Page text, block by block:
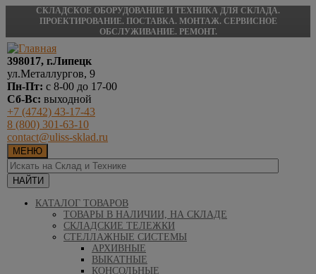
СКЛАДСКОЕ ОБОРУДОВАНИЕ И ТЕХНИКА ДЛЯ СКЛАДА.
ПРОЕКТИРОВАНИЕ. ПОСТАВКА. МОНТАЖ. СЕРВИСНОЕ
ОБСЛУЖИВАНИЕ. РЕМОНТ.
398017, г.Липецк
ул.Металлургов, 9
Пн-Пт: с 8-00 до 17-00
Сб-Вс: выходной
+7 (4742) 43-17-43
8 (800) 301-63-10
contact@uliss-sklad.ru
МЕНЮ
КАТАЛОГ ТОВАРОВ
ТОВАРЫ В НАЛИЧИИ, НА СКЛАДЕ
СКЛАДСКИЕ ТЕЛЕЖКИ
СТЕЛЛАЖНЫЕ СИСТЕМЫ
АРХИВНЫЕ
ВЫКАТНЫЕ
КОНСОЛЬНЫЕ